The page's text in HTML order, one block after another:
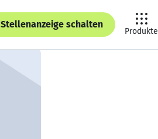
Stellenanzeige schalten
Produkte